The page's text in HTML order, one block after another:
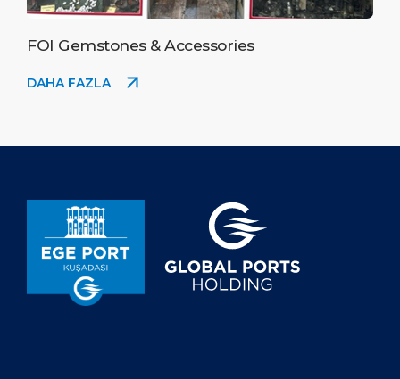
FOI Gemstones & Accessories
DAHA FAZLA